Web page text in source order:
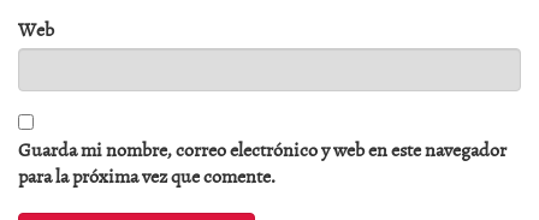
Web
Guarda mi nombre, correo electrónico y web en este navegador
para la próxima vez que comente.